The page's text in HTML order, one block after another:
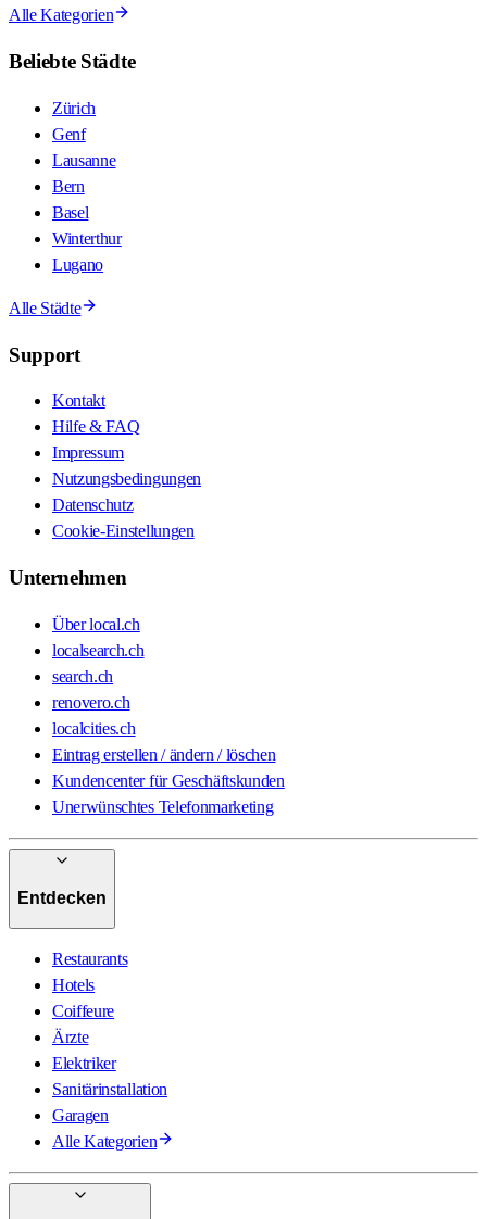
Alle Kategorien
Beliebte Städte
Zürich
Genf
Lausanne
Bern
Basel
Winterthur
Lugano
Alle Städte
Support
Kontakt
Hilfe & FAQ
Impressum
Nutzungsbedingungen
Datenschutz
Cookie-Einstellungen
Unternehmen
Über local.ch
localsearch.ch
search.ch
renovero.ch
localcities.ch
Eintrag erstellen / ändern / löschen
Kundencenter für Geschäftskunden
Unerwünschtes Telefonmarketing
Entdecken
Restaurants
Hotels
Coiffeure
Ärzte
Elektriker
Sanitärinstallation
Garagen
Alle Kategorien